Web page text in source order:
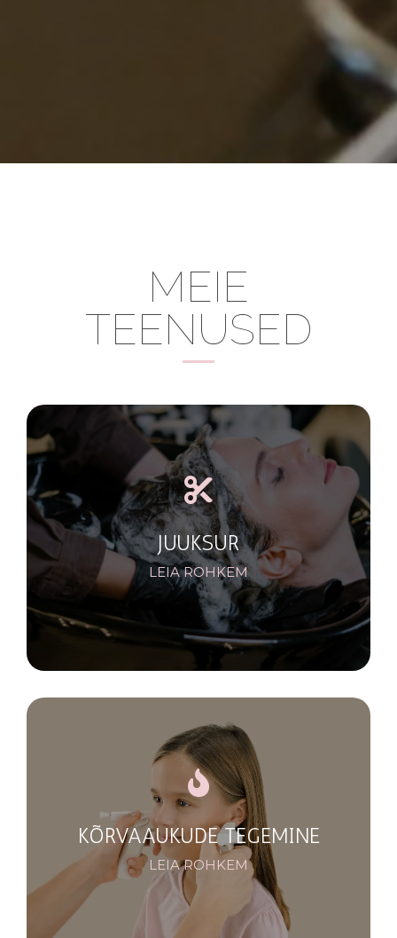
MEIE
TEENUSED
JUUKSUR
LEIA ROHKEM
KÕRVAAUKUDE TEGEMINE
LEIA ROHKEM